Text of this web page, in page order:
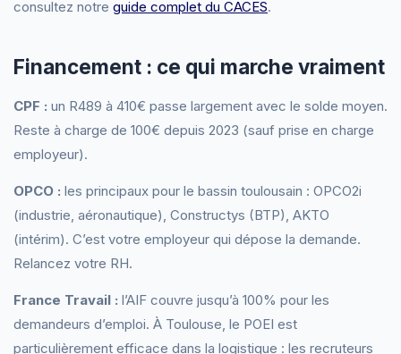
consultez notre guide complet du CACES.
Financement : ce qui marche vraiment
CPF : un R489 à 410€ passe largement avec le solde moyen.
Reste à charge de 100€ depuis 2023 (sauf prise en charge
employeur).
OPCO : les principaux pour le bassin toulousain : OPCO2i
(industrie, aéronautique), Constructys (BTP), AKTO
(intérim). C’est votre employeur qui dépose la demande.
Relancez votre RH.
France Travail : l’AIF couvre jusqu’à 100% pour les
demandeurs d’emploi. À Toulouse, le POEI est
particulièrement efficace dans la logistique : les recruteurs